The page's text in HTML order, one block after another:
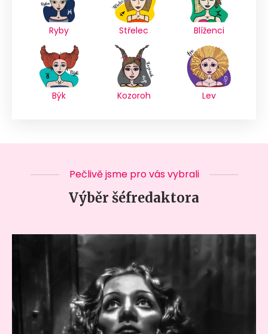
Ryby Střelec Blíženci
Býk Kozoroh Lev
Pečlivě jsme pro vás vybrali
Výběr šéfredaktora